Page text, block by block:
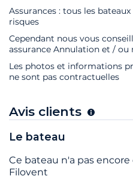
Assurances : tous les
risques
Cependant nous vous
assurance Annulation et / ou
Les photos et informations
ne sont pas contractuelles
Avis clients
Le bateau
Ce bateau n'a pas
Filovent